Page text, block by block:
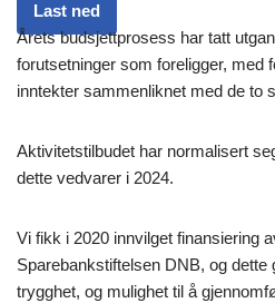
Last ned
Årets budsjettprosess har tatt
forutsetninger som foreligger, med
inntekter sammenliknet med de to
Aktivitetstilbudet har normalisert
dette vedvarer i 2024.
Vi fikk i 2020 innvilget finansiering
Sparebankstiftelsen DNB, og dette
trygghet, og mulighet til å